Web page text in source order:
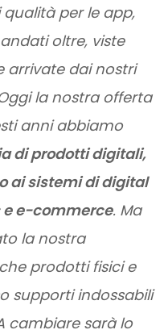
per le app,
oltre, viste
arrivate dai nostri
la nostra offerta
anni abbiamo
di prodotti digitali,
ai sistemi di digital
e-commerce. Ma
la nostra
prodotti fisici e
supporti indossabili
cambiare sarà lo